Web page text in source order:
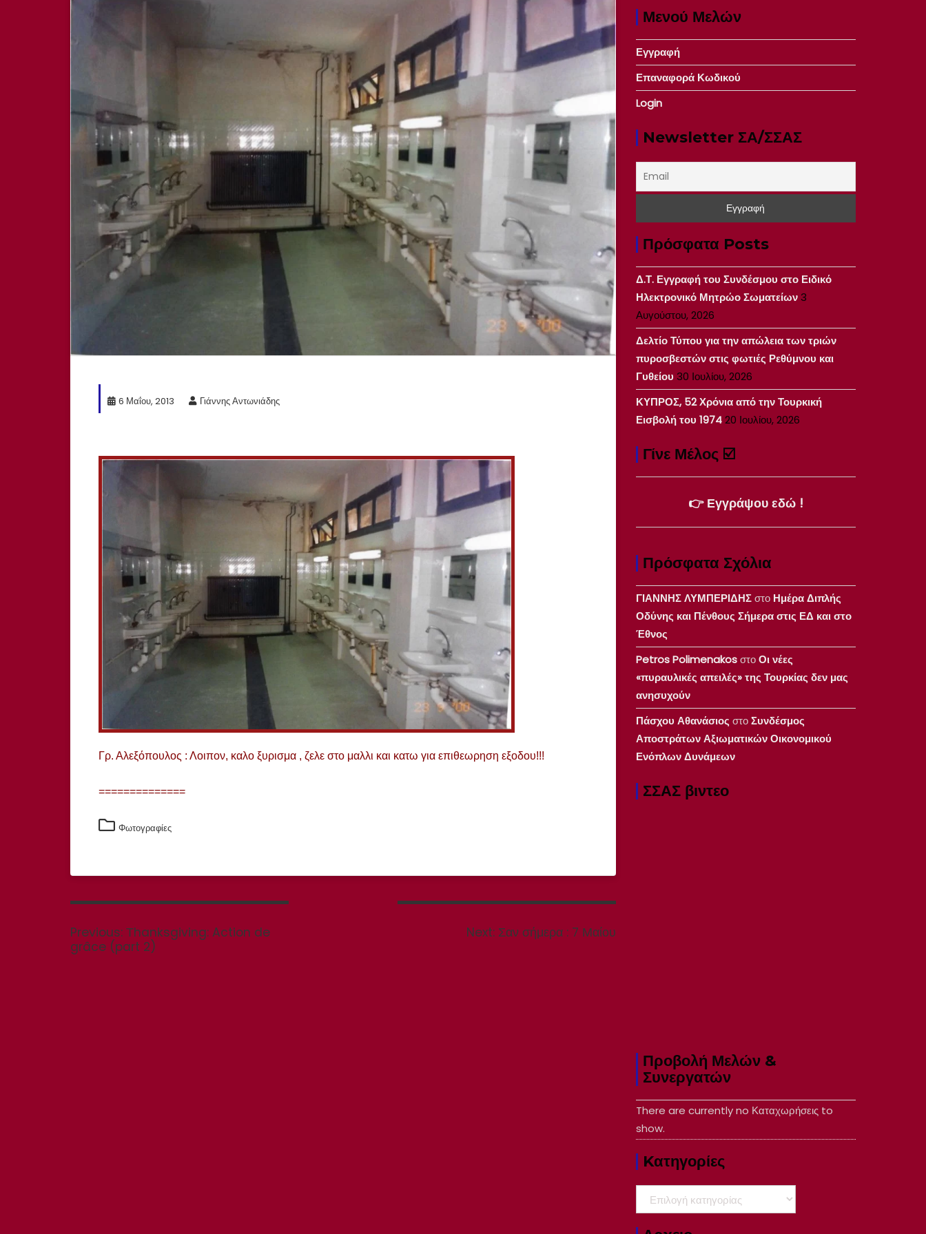
6 Μαΐου, 2013 Γιάννης Αντωνιάδης
Γρ. Αλεξόπουλος : Λοιπον, καλο ξυρισμα , ζελε στο μαλλι και κατω για επιθεωρηση εξοδου!!!
==============
Φωτογραφίες
Πλοήγηση
Previous: Previous
post:
Τhanksgiving: Action de
grâce (part 2)
Next: Next
Σαν σήμερα : 7 Μαίου
Μενού Μελών
Εγγραφή
Επαναφορά Κωδικού
Login
Newsletter ΣΑ/ΣΣΑΣ
Πρόσφατα Posts
Δ.Τ. Εγγραφή του Συνδέσμου στο Ειδικό
Ηλεκτρονικό Μητρώο Σωματείων3
Αυγούστου, 2026
Δελτίο Τύπου για την απώλεια των τριών
πυροσβεστών στις φωτιές Ρεθύμνου και
Γυθείου 30 Ιουλίου, 2026
ΚΥΠΡΟΣ, 52 Χρόνια από την Τουρκική
Εισβολή του 197420 Ιουλίου, 2026
Γίνε Μέλος ☑️
👉 Εγγράψου εδώ !
Πρόσφατα Σχόλια
ΓΙΑΝΝΗΣ ΛΥΜΠΕΡΙΔΗΣστο Ημέρα Διπλής
Οδύνης και Πένθους Σήμερα στις ΕΔ και στο
Έθνος
Petros PolimenakosστοΟι νέες
«πυραυλικές απειλές» της Τουρκίας δεν μας
ανησυχούν
Πάσχου Αθανάσιος στοΣυνδέσμος
Αποστράτων Αξιωματικών Οικονομικού
Ενόπλων Δυνάμεων
ΣΣΑΣ βιντεο
Προβολή Μελών &
Συνεργατών
There are currently no Καταχωρήσεις to
show.
Kατηγορίες
Kατηγορίες